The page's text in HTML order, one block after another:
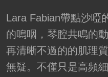
Lara Fabian帶點沙啞
的嗚咽，琴腔共鳴的
再清晰不過的的肌理
無疑。不僅只是高頻